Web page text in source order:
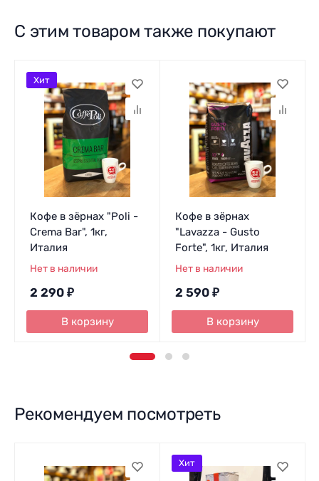
С этим товаром также покупают
Кофе в зёрнах "Poli -
Crema Bar", 1кг,
Италия
Нет в наличии
2 290 ₽
В корзину
Хит
Кофе в зёрнах
"Lavazza - Gusto
Forte", 1кг, Италия
Нет в наличии
2 590 ₽
В корзину
Рекомендуем посмотреть
Хит